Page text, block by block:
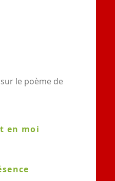
le poème de
en moi